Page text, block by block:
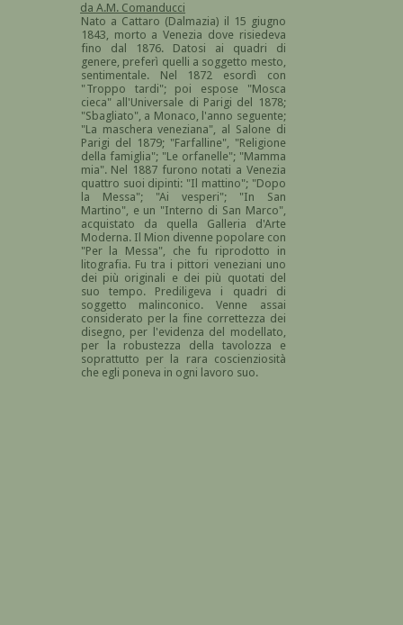
da A.M. Comanducci
Nato a Cattaro (Dalmazia) il 15 giugno
1843, morto a Venezia dove risiedeva
fino dal 1876. Datosi ai quadri di
genere, preferì quelli a soggetto mesto,
sentimentale. Nel 1872 esordì con
"Troppo tardi"; poi espose "Mosca
cieca" all'Universale di Parigi del 1878;
"Sbagliato", a Monaco, l'anno seguente;
"La maschera veneziana", al Salone di
Parigi del 1879; "Farfalline", "Religione
della famiglia"; "Le orfanelle"; "Mamma
mia". Nel 1887 furono notati a Venezia
quattro suoi dipinti: "Il mattino"; "Dopo
la Messa"; "Ai vesperi"; "In San
Martino", e un "Interno di San Marco",
acquistato da quella Galleria d'Arte
Moderna. Il Mion divenne popolare con
"Per la Messa", che fu riprodotto in
litografia. Fu tra i pittori veneziani uno
dei più originali e dei più quotati del
suo tempo. Prediligeva i quadri di
soggetto malinconico. Venne assai
considerato per la fine correttezza dei
disegno, per l'evidenza del modellato,
per la robustezza della tavolozza e
soprattutto per la rara coscienziosità
che egli poneva in ogni lavoro suo.